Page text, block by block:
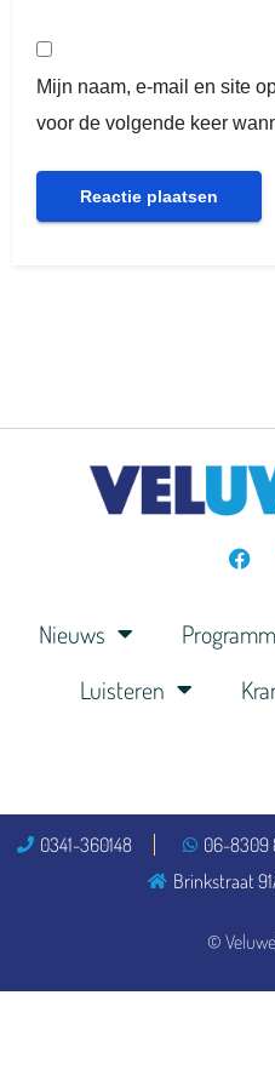
Mijn naam, e-mail en site
voor de volgende keer
Nieuws
Luisteren
©
0341-360148 06-8309
Brinkstraat